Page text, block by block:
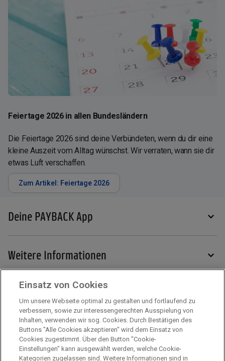
Feiertage 2026 in allen Bundesländern
Die Feiertage 2026 sind deine Verbündeten, wenn du dir eine
kleine Auszeit vom Alltag wünschst. Wir verraten, wann sie dir
etwas Luft verschaffen.
Zum Artikel: Feiertage 2026
Deine PAYBACK App
Weitere Informationen
Mehr zu PAYBACK
Impressum
Einsatz von Cookies
Um unsere Webseite optimal zu gestalten und fortlaufend zu
verbessern, sowie zur interessengerechten Ausspielung von
Inhalten, verwenden wir sog. Cookies. Durch Bestätigen des
Buttons "Alle Cookies akzeptieren" wird dem Einsatz von
Cookies zugestimmt. Über den Button "Cookie-
Einstellungen" kann ausgewählt werden, welche Cookie-
Kategorien zugelassen sind. Weitere Informationen sind in